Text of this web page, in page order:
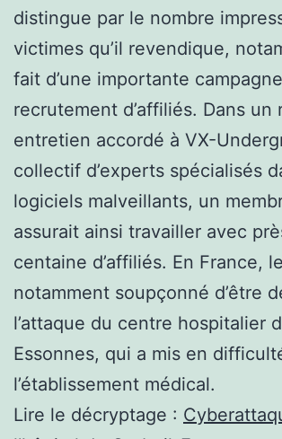
distingue par le nombre
victimes qu’il revendique,
fait d’une importante
recrutement d’affiliés. Dans un
entretien accordé à VX-
collectif d’experts spécialisés
logiciels malveillants, un
assurait ainsi travailler avec
centaine d’affiliés. En France,
notamment soupçonné d’être
l’attaque du centre hospitalier
Essonnes, qui a mis en
l’établissement médical.
Lire le décryptage :